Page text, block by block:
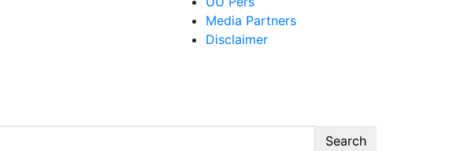
Media Partners
Disclaimer
Search